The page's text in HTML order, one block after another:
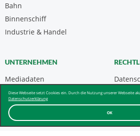
OK
Diese Webseite setzt Cookies ein. Durch die Nutzung unserer Webseite
Datenschutzerklärung
Bahn
Binnenschiff
Industrie & Handel
UNTERNEHMEN
Mediadaten
Kontakt
Über uns & AGB